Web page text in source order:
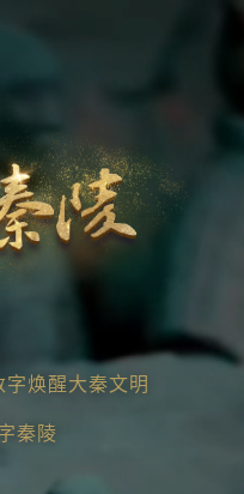
焕醒大秦文明
秦陵